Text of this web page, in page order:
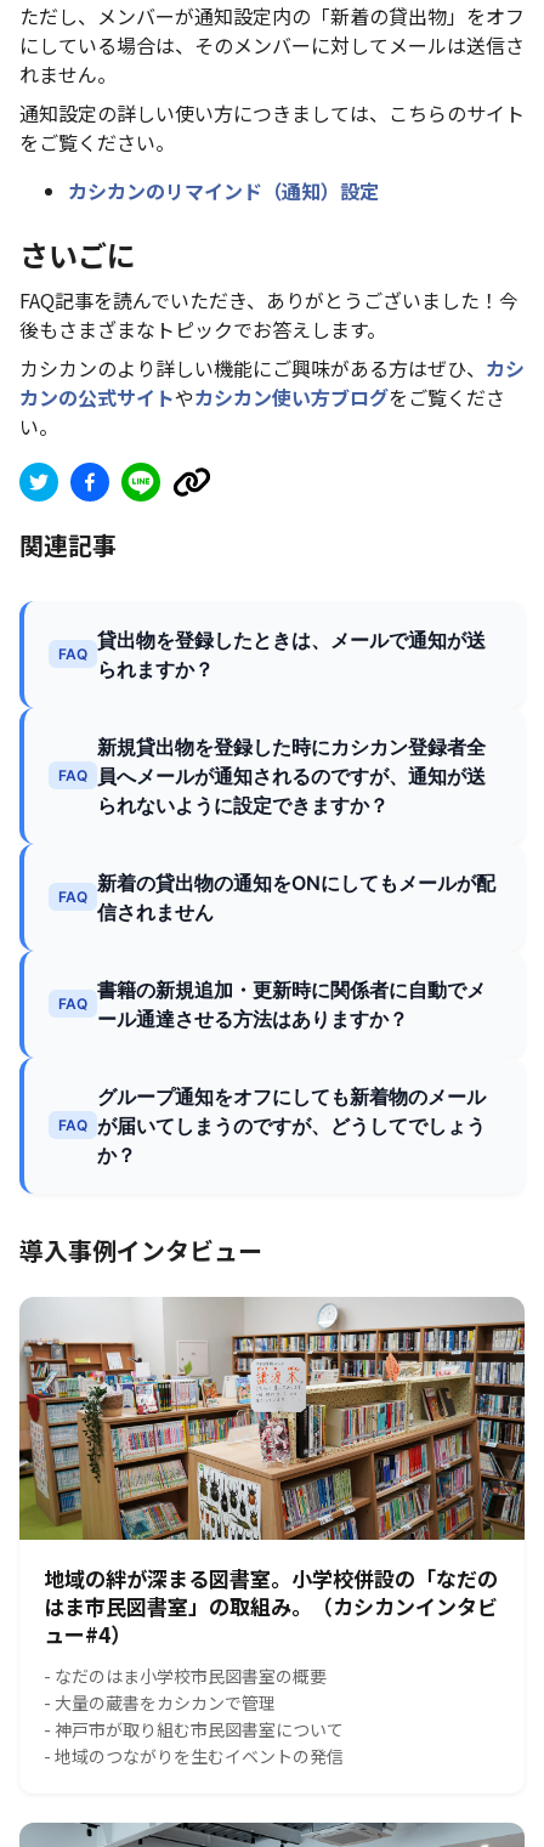
ただし、メンバーが通知設定内の「新着の貸出物」をオフ
にしている場合は、そのメンバーに対してメールは送信さ
れません。
通知設定の詳しい使い方につきましては、こちらのサイト
をご覧ください。
カシカンのリマインド（通知）設定
さいごに
FAQ記事を読んでいただき、ありがとうございました！今
後もさまざまなトピックでお答えします。
カシカンのより詳しい機能にご興味がある方はぜひ、 カシ
カンの公式サイトやカシカン使い方ブログをご覧くださ
い。
関連記事
FAQ
貸出物を登録したときは、メールで通知が送
られますか？
FAQ
新規貸出物を登録した時にカシカン登録者全
員へメールが通知されるのですが、通知が送
られないように設定できますか？
FAQ
新着の貸出物の通知をONにしてもメールが配
信されません
FAQ
書籍の新規追加・更新時に関係者に自動でメ
ール通達させる方法はありますか？
FAQ
グループ通知をオフにしても新着物のメール
が届いてしまうのですが、どうしてでしょう
か？
導入事例インタビュー
地域の絆が深まる図書室。小学校併設の「なだの
はま市民図書室」の取組み。（カシカンインタビ
ュー#4）
- なだのはま小学校市民図書室の概要
- 大量の蔵書をカシカンで管理
- 神戸市が取り組む市民図書室について
- 地域のつながりを生むイベントの発信